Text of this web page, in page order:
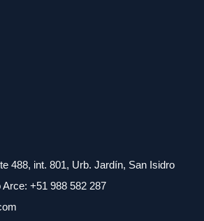
488, int. 801, Urb. Jardín, San Isidro
Arce: +51 988 582 287